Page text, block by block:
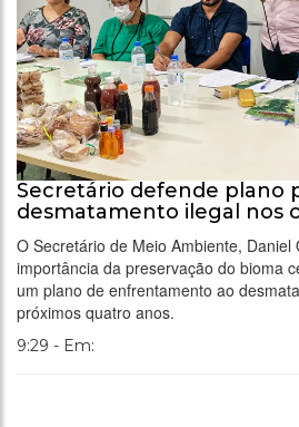
Secretário defende plano
desmatamento ilegal nos
O Secretário de Meio Ambiente, Daniel
importância da preservação do bioma
um plano de enfrentamento ao
próximos quatro anos.
9:29 - Em: